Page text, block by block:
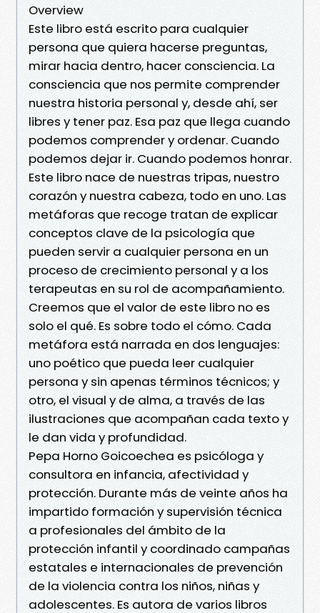
Overview
Este libro está escrito para cualquier
persona que quiera hacerse preguntas,
mirar hacia dentro, hacer consciencia. La
consciencia que nos permite comprender
nuestra historia personal y, desde ahí, ser
libres y tener paz. Esa paz que llega cuando
podemos comprender y ordenar. Cuando
podemos dejar ir. Cuando podemos honrar.
Este libro nace de nuestras tripas, nuestro
corazón y nuestra cabeza, todo en uno. Las
metáforas que recoge tratan de explicar
conceptos clave de la psicología que
pueden servir a cualquier persona en un
proceso de crecimiento personal y a los
terapeutas en su rol de acompañamiento.
Creemos que el valor de este libro no es
solo el qué. Es sobre todo el cómo. Cada
metáfora está narrada en dos lenguajes:
uno poético que pueda leer cualquier
persona y sin apenas términos técnicos; y
otro, el visual y de alma, a través de las
ilustraciones que acompañan cada texto y
le dan vida y profundidad.
Pepa Horno Goicoechea es psicóloga y
consultora en infancia, afectividad y
protección. Durante más de veinte años ha
impartido formación y supervisión técnica
a profesionales del ámbito de la
protección infantil y coordinado campañas
estatales e internacionales de prevención
de la violencia contra los niños, niñas y
adolescentes. Es autora de varios libros